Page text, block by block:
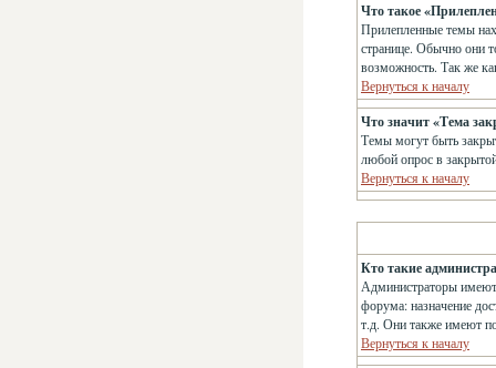
Что такое
Прилепленные темы
странице. Обычно они
возможность. Так же
Вернуться к началу
Что значит «Тема
Темы могут быть
любой опрос в
Вернуться к началу
Кто такие
Администраторы
форума: назначение
т.д. Они также имеют
Вернуться к началу